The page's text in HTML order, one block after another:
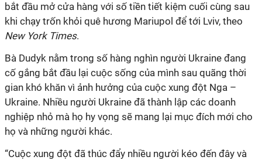
bắt đầu mở cửa hàng với số tiền tiết kiệm cuối cùng sau
khi chạy trốn khỏi quê hương Mariupol để tới Lviv, theo
New York Times.
Bà Dudyk nằm trong số hàng nghìn người Ukraine đang
cố gắng bắt đầu lại cuộc sống của mình sau quãng thời
gian khó khăn vì ảnh hưởng của cuộc xung đột Nga –
Ukraine. Nhiều người Ukraine đã thành lập các doanh
nghiệp nhỏ mà họ hy vọng sẽ mang lại mục đích mới cho
họ và những người khác.
“Cuộc xung đột đã thúc đẩy nhiều người kéo đến đây và